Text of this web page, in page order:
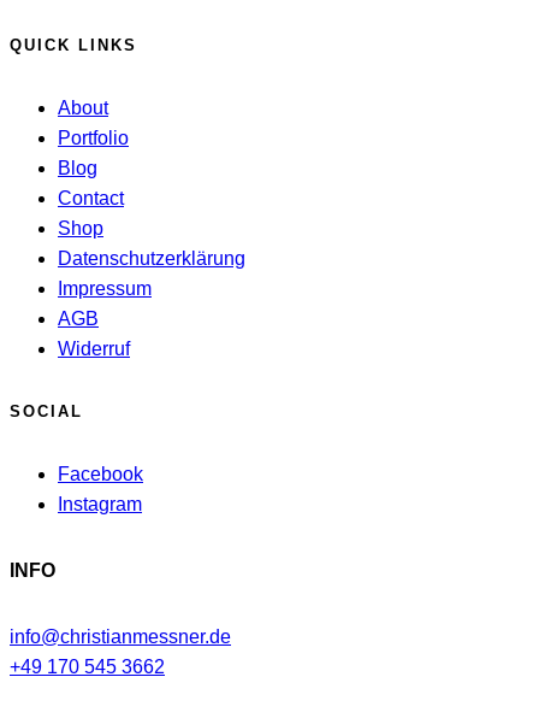
QUICK LINKS
About
Portfolio
Blog
Contact
Shop
Datenschutzerklärung
Impressum
AGB
Widerruf
SOCIAL
Facebook
Instagram
INFO
info@christianmessner.de
+49 170 545 3662